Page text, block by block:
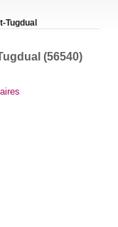
Tugdual
(56540)